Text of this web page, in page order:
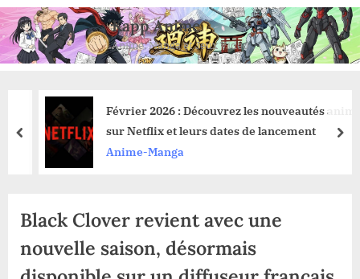
Skip
to
content
Kapp Anime
Anime, Manga et Jeux Vidéo
Février 2026 : Découvrez les nouveautés anime
sur Netflix et leurs dates de lancement
Anime-Manga
prev
Black Clover revient avec une
nouvelle saison, désormais